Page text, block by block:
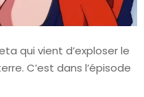
qui vient d’exploser le
C’est dans l’épisode